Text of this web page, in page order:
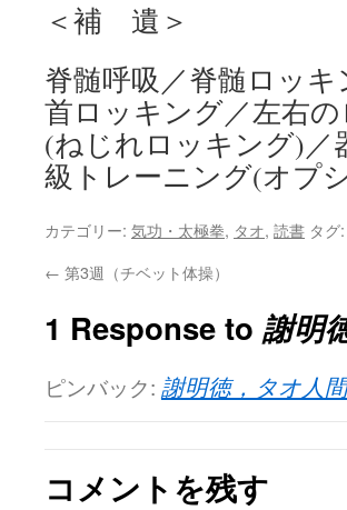
＜補 遺＞
脊髄呼吸／脊髄ロッ
首ロッキング／左右
(ねじれロッキング)／
級トレーニング(オプ
カテゴリー: 気功・太極拳, タオ, 読書 タグ:
← 第3週（チベット体操）
1 Response to 謝明
ピンバック: 謝明徳，タオ人
コメントを残す